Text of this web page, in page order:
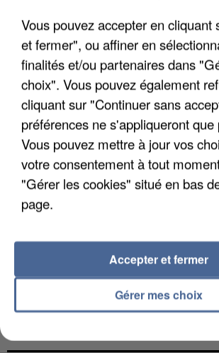
APRÈS TOUTES CES CANICULES,
DE FAUNE SAUVAGE SONT...
L’UN DES FONDATEURS
MAFIA INTERPELLÉ EN ALGÉRIE
Vous pouvez accepter en cliquant
et fermer", ou affiner en
finalités et/ou partenaires dans
choix". Vous pouvez également
cliquant sur "Continuer sans
préférences ne s'appliqueront que
Vous pouvez mettre à jour vos
votre consentement à tout
"Gérer les cookies" situé en bas
page.
Gérer mes choix
Accepter et fermer